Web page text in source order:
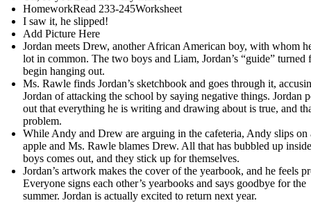
HomeworkRead 233-245Worksheet
I saw it, he slipped!
Add Picture Here
Jordan meets Drew, another African American boy, with whom
lot in common. The two boys and Liam, Jordan’s “guide” turned
begin hanging out.
Ms. Rawle finds Jordan’s sketchbook and goes through it,
Jordan of attacking the school by saying negative things. Jordan
out that everything he is writing and drawing about is true, and
problem.
While Andy and Drew are arguing in the cafeteria, Andy slips on
apple and Ms. Rawle blames Drew. All that has bubbled up
boys comes out, and they stick up for themselves.
Jordan’s artwork makes the cover of the yearbook, and he feels
Everyone signs each other’s yearbooks and says goodbye for the
summer. Jordan is actually excited to return next year.